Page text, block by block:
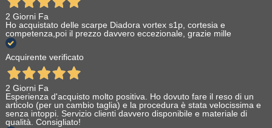
2 Giorni Fa
Ho acquistato delle scarpe Diadora vortex s1p, cortesia e
competenza,poi il prezzo davvero eccezionale, grazie mille
Acquirente verificato
2 Giorni Fa
Esperienza d'acquisto molto positiva. Ho dovuto fare il reso di un
articolo (per un cambio taglia) e la procedura è stata velocissima e
senza intoppi. Servizio clienti davvero disponibile e materiale di
qualità. Consigliato!